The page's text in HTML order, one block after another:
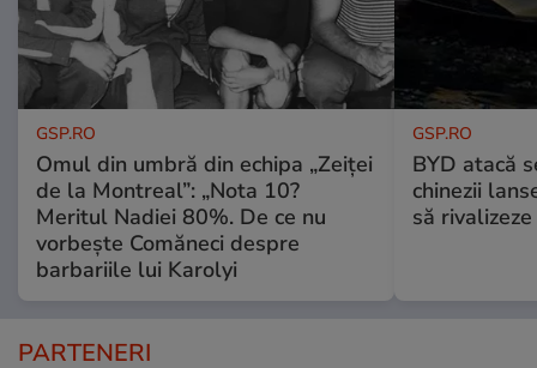
GSP.RO
Omul din umbră din echipa „Zeiței
de la Montreal”: „Nota 10?
Meritul Nadiei 80%. De ce nu
vorbește Comăneci despre
barbariile lui Karolyi
GSP.RO
BYD atacă
chinezii
să
PARTENERI